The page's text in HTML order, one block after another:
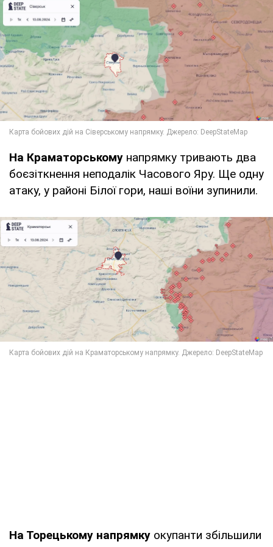
На Краматорському напрямку тривають два
боєзіткнення неподалік Часового Яру. Ще одну
атаку, у районі Білої гори, наші воїни зупинили.
На Торецькому напрямку окупанти збільшили